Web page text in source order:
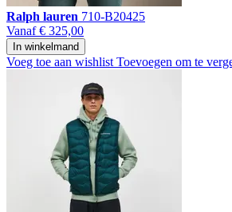
Ralph lauren 710-B20425
Vanaf € 325,00
In winkelmand
Voeg toe aan wishlist Toevoegen om te